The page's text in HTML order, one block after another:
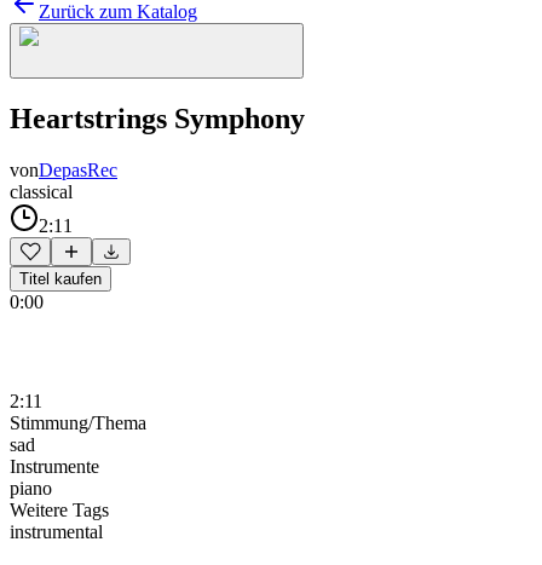
Zurück zum Katalog
Heartstrings Symphony
vonDepasRec
classical
2:11
Titel kaufen
0:00
2:11
Stimmung/Thema
sad
Instrumente
piano
Weitere Tags
instrumental